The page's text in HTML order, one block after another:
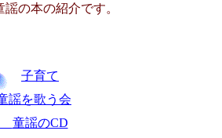
紹介です。
子育て
謡を歌う会
童謡のCD